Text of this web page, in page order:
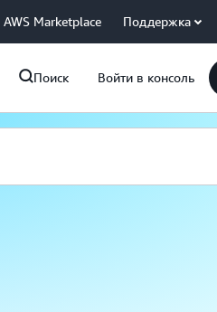
AWS Marketplace Поддержка
Поиск Войти в консоль